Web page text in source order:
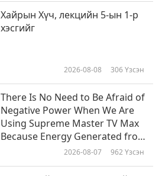
Оёдол үйлийн урлаг: Тааран
Шакьямуни Будда (веган)-гийн
мэлмий гийсэн өдрийг хүндэтгэх
үдэшлэг, 6-гийн 1-р хэсэг
Хайрын Хүч, лекцийн 5-ын 1-р
хэсгийг
2026-08-08 306Үзсэн
There Is No Need to Be Afraid of
Negative Power When We Are
Using Supreme Master TV Max
Because Energy Generated from
It Is Far More Powerful than Any
2026-08-07 962 Үзсэн